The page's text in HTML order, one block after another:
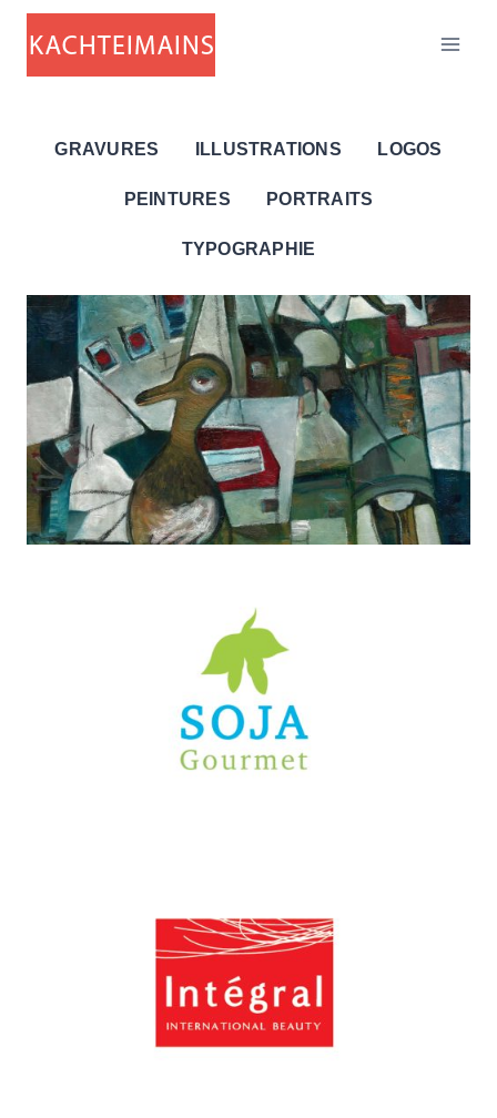
Aller
contenu
GRAVURES ILLUSTRATIONS LOGOS
PEINTURES PORTRAITS
TYPOGRAPHIE